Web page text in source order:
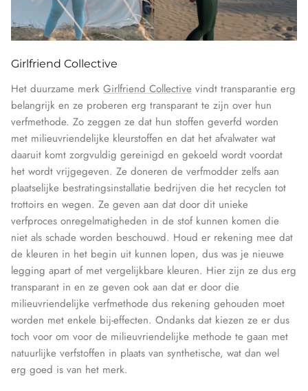
Girlfriend Collective
Het duurzame merk Girlfriend Collective vindt transparantie erg
belangrijk en ze proberen erg transparant te zijn over hun
verfmethode. Zo zeggen ze dat hun stoffen geverfd worden
met milieuvriendelijke kleurstoffen en dat het afvalwater wat
daaruit komt zorgvuldig gereinigd en gekoeld wordt voordat
het wordt vrijgegeven. Ze doneren de verfmodder zelfs aan
plaatselijke bestratingsinstallatie bedrijven die het recyclen tot
trottoirs en wegen. Ze geven aan dat door dit unieke
verfproces onregelmatigheden in de stof kunnen komen die
niet als schade worden beschouwd. Houd er rekening mee dat
de kleuren in het begin uit kunnen lopen, dus was je nieuwe
legging apart of met vergelijkbare kleuren. Hier zijn ze dus erg
transparant in en ze geven ook aan dat er door die
milieuvriendelijke verfmethode dus rekening gehouden moet
worden met enkele bij-effecten. Ondanks dat kiezen ze er dus
toch voor om voor de milieuvriendelijke methode te gaan met
natuurlijke verfstoffen in plaats van synthetische, wat dan wel
erg goed is van het merk.